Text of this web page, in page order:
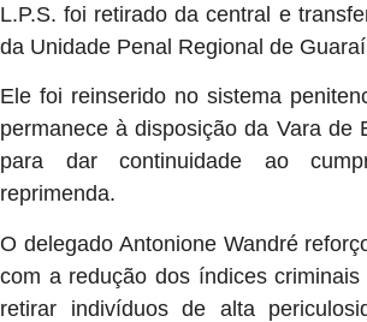
L.P.S. foi retirado da central e
da Unidade Penal Regional de
Ele foi reinserido no sistema
permanece à disposição da Vara de
para dar continuidade ao
reprimenda.
O delegado Antonione Wandré
com a redução dos índices
retirar indivíduos de alta